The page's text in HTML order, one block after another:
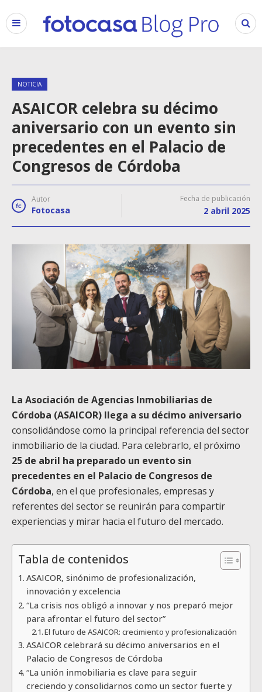
NOTICIA
ASAICOR celebra su décimo
aniversario con un evento sin
precedentes en el Palacio de
Congresos de Córdoba
Autor
Fotocasa
Fecha de publicación
2 abril 2025
La Asociación de Agencias Inmobiliarias de
Córdoba (ASAICOR) llega a su décimo aniversario
consolidándose como la principal referencia del sector
inmobiliario de la ciudad. Para celebrarlo, el próximo
25 de abril ha preparado un evento sin
precedentes en el Palacio de Congresos de
Córdoba, en el que profesionales, empresas y
referentes del sector se reunirán para compartir
experiencias y mirar hacia el futuro del mercado.
Tabla de contenidos
ASAICOR, sinónimo de profesionalización,
innovación y excelencia
“La crisis nos obligó a innovar y nos preparó mejor
para afrontar el futuro del sector”
El futuro de ASAICOR: crecimiento y profesionalización
ASAICOR celebrará su décimo aniversarios en el
Palacio de Congresos de Córdoba
“La unión inmobiliaria es clave para seguir
creciendo y consolidarnos como un sector fuerte y